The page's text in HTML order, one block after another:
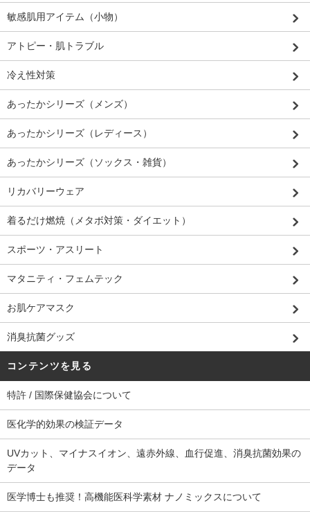
敏感肌用アイテム（小物）
アトピー・肌トラブル
冷え性対策
あったかシリーズ（メンズ）
あったかシリーズ（レディース）
あったかシリーズ（ソックス・雑貨）
リカバリーウェア
着るだけ燃焼（メタボ対策・ダイエット）
スポーツ・アスリート
マタニティ・フェムテック
お肌ケアマスク
消臭抗菌グッズ
コンテンツを見る
特許 / 国際保健協会について
医化学的効果の検証データ
UVカット、マイナスイオン、遠赤外線、血行促進、消臭抗菌効果の
データ
医学博士も推奨！高機能医科学素材 ナノミックスについて